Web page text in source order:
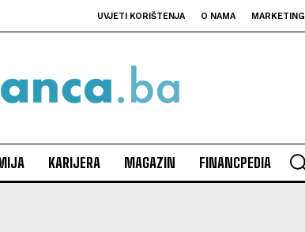
UVJETI KORIŠTENJA O NAMA MARKETING
KARIJERA MAGAZIN FINANCPEDIA